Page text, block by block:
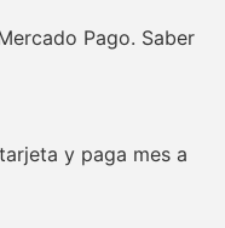
Pago. Saber
y paga mes a